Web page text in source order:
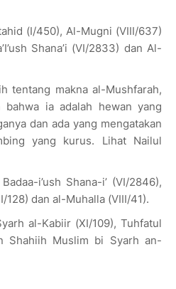
(I/450), Al-Mugni (VIII/637)
Shana’i (VI/2833) dan Al-
tentang makna al-Mushfarah,
bahwa ia adalah hewan yang
dan ada yang mengatakan
yang kurus. Lihat Nailul
i’ush Shana-i’ (VI/2846),
128) dan al-Muhalla (VIII/41).
al-Kabiir (XI/109), Tuhfatul
Shahiih Muslim bi Syarh an-